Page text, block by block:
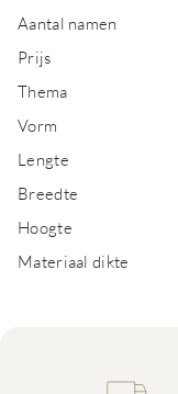
Aantal namen
Prijs
Thema
Vorm
Lengte
Breedte
Hoogte
Materiaal dikte